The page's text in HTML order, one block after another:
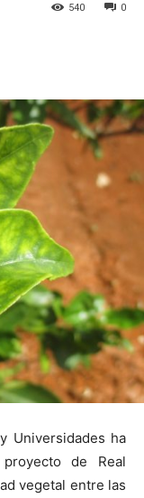
0
540
Universidades ha
de Real
vegetal entre las